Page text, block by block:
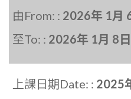
由From: : 2026年 1月
至To: : 2026年 1月 8日
上課日期Date: : 2025